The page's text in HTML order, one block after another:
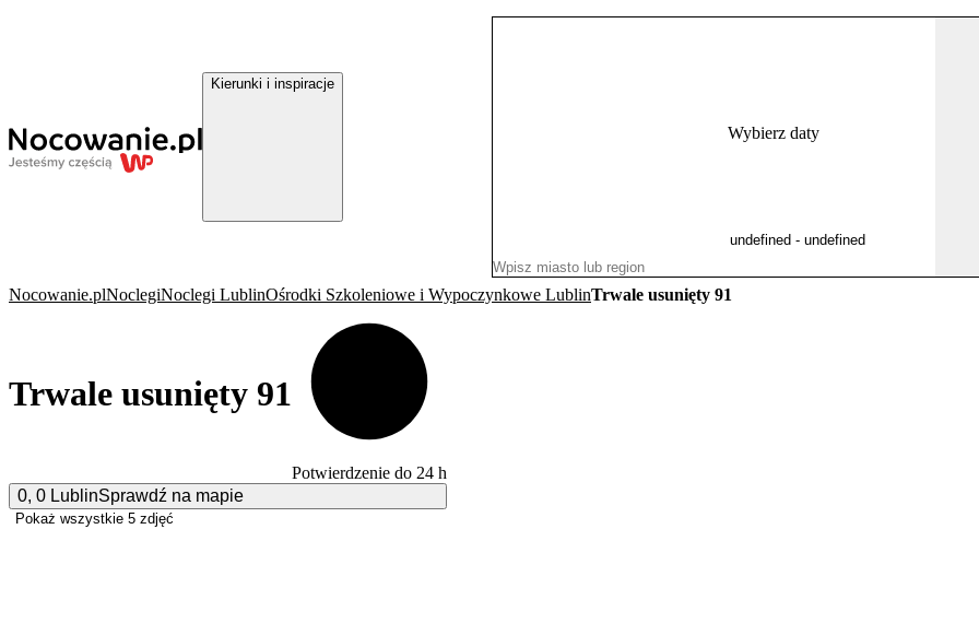
Kierunki i inspiracje
Wybierz daty
Nocowanie.plNoclegiNoclegi LublinOśrodki Szkoleniowe i Wypoczynkowe LublinTrwale usunięty 91
Trwale usunięty 91
Potwierdzenie do 24 h
0, 0 LublinSprawdź na mapie
Pokaż wszystkie 5 zdjęć